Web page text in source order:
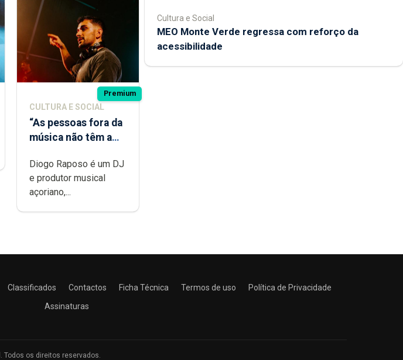
Premium
CULTURA E SOCIAL
“As pessoas fora da
música não têm a
difícil é produzir
uma música”
Diogo Raposo é um DJ
e produtor musical
açoriano,...
Cultura e Social
MEO Monte Verde regressa com reforço da
acessibilidade
Classificados Contactos Ficha Técnica Termos de uso
Política de Privacidade
Assinaturas
Todos os direitos reservados.